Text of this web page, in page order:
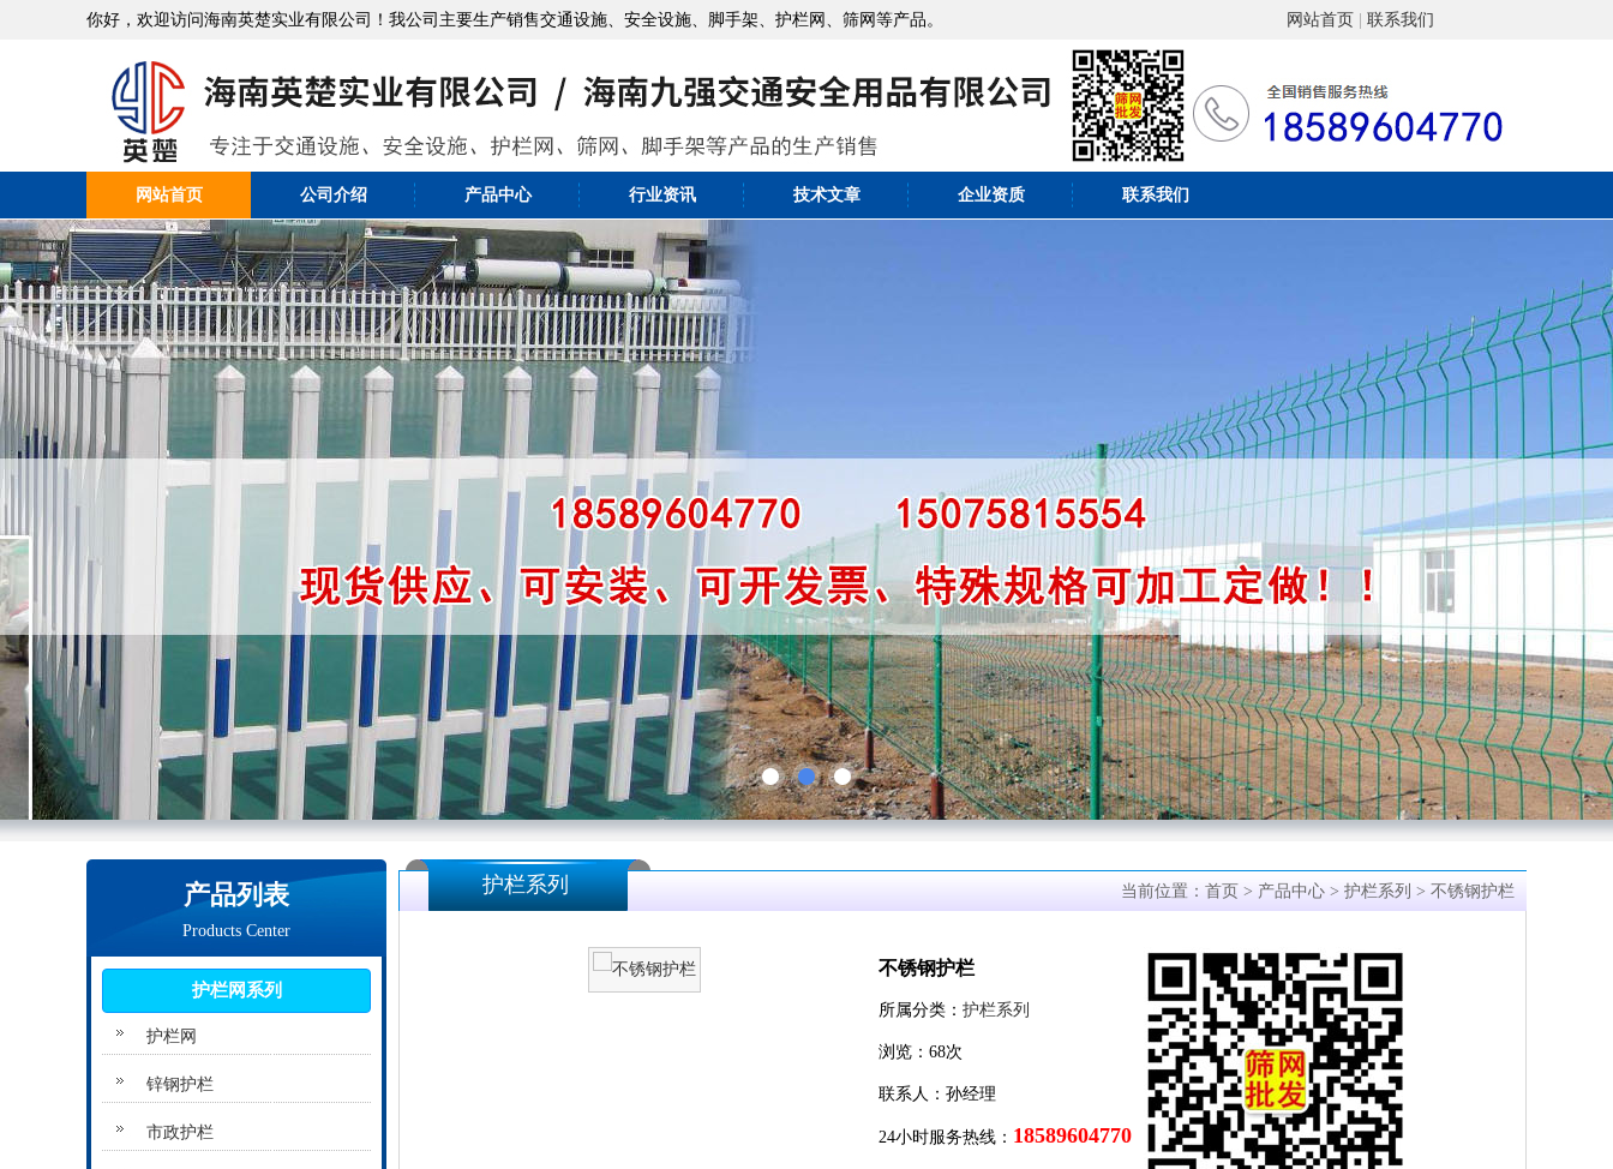
你好，欢迎访问海南英楚实业有限公司！我公司主要生产销售交通设施、安全设施、脚手架、护栏网、筛网等产品。 网站首页 联系我们
网站首页 公司介绍 产品中心 行业资讯 技术文章 企业资质 联系我们
产品列表
Products Center
护栏网系列
护栏网
锌钢护栏
市政护栏
护栏系列 当前位置： 首页 > 产品中心 > 护栏系列 > 不锈钢护栏
不锈钢护栏
所属分类： 护栏系列
浏览： 68次
联系人：孙经理
24小时服务热线： 18589604770